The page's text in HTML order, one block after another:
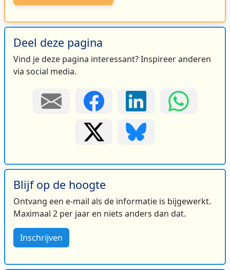
Deel deze pagina
Vind je deze pagina interessant? Inspireer anderen
via social media.
Blijf op de hoogte
Ontvang een e-mail als de informatie is bijgewerkt.
Maximaal 2 per jaar en niets anders dan dat.
Inschrijven